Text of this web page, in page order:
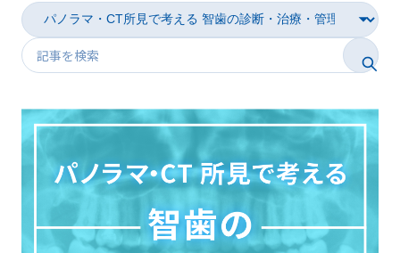
新着
連載
特集
トピックス
Web限定
後で読む